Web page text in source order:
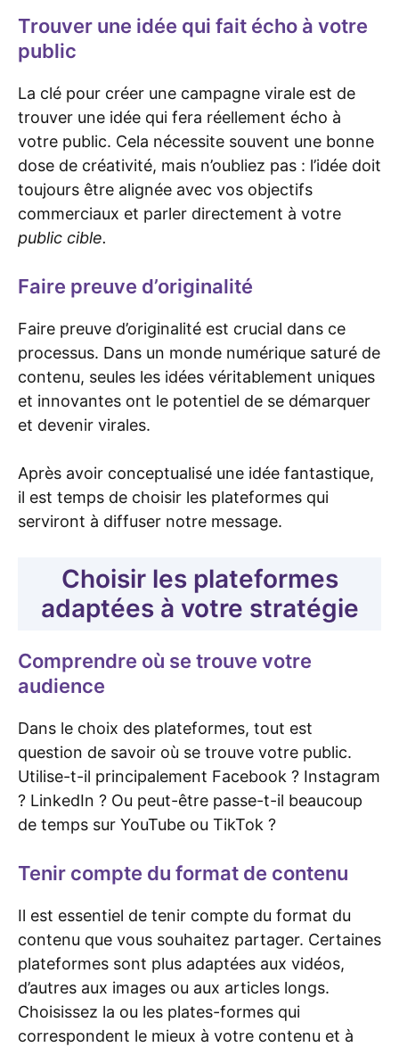
Trouver une idée qui fait écho à votre
public
La clé pour créer une campagne virale est de
trouver une idée qui fera réellement écho à
votre public. Cela nécessite souvent une bonne
dose de créativité, mais n’oubliez pas : l’idée doit
toujours être alignée avec vos objectifs
commerciaux et parler directement à votre
public cible.
Faire preuve d’originalité
Faire preuve d’originalité est crucial dans ce
processus. Dans un monde numérique saturé de
contenu, seules les idées véritablement uniques
et innovantes ont le potentiel de se démarquer
et devenir virales.
Après avoir conceptualisé une idée fantastique,
il est temps de choisir les plateformes qui
serviront à diffuser notre message.
Choisir les plateformes
adaptées à votre stratégie
Comprendre où se trouve votre
audience
Dans le choix des plateformes, tout est
question de savoir où se trouve votre public.
Utilise-t-il principalement Facebook ? Instagram
? LinkedIn ? Ou peut-être passe-t-il beaucoup
de temps sur YouTube ou TikTok ?
Tenir compte du format de contenu
Il est essentiel de tenir compte du format du
contenu que vous souhaitez partager. Certaines
plateformes sont plus adaptées aux vidéos,
d’autres aux images ou aux articles longs.
Choisissez la ou les plates-formes qui
correspondent le mieux à votre contenu et à